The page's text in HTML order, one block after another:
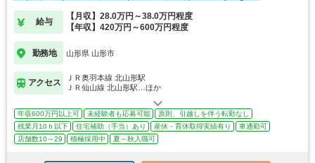
給与
【月収】28.0万円～38.0万円程度
【年収】420万円～600万円程度
勤務地 山形県 山形市
アクセス
ＪＲ奥羽本線 北山形駅
ＪＲ仙山線 北山形駅…ほか
年収600万円以上可 未経験者も応募可能
原則、引越しを伴う転勤なし
残業月10ｈ以下
住宅補助（手当）あり 産休・育休取得実績有り
車通勤可
店舗数10～29
積極採用中 夏～秋入職可